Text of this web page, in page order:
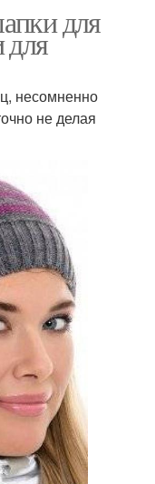
для
для
несомненно
не делая